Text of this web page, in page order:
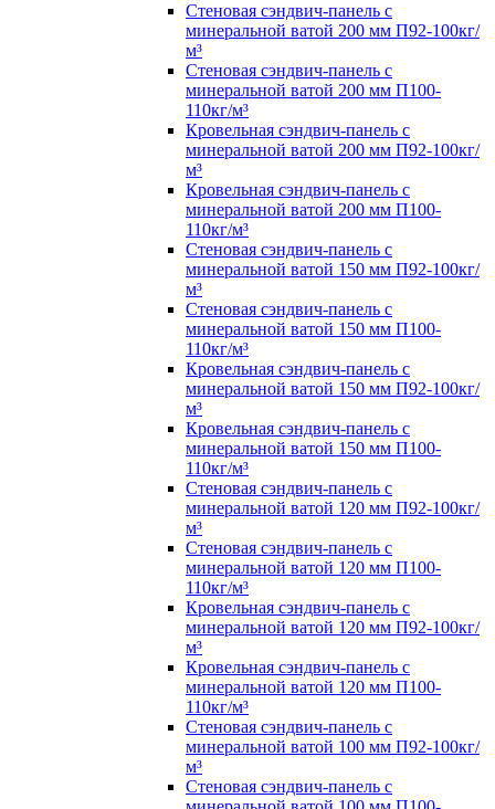
Стеновая сэндвич-панель с
минеральной ватой 200 мм П92-100кг/
м³
Стеновая сэндвич-панель с
минеральной ватой 200 мм П100-
110кг/м³
Кровельная сэндвич-панель с
минеральной ватой 200 мм П92-100кг/
м³
Кровельная сэндвич-панель с
минеральной ватой 200 мм П100-
110кг/м³
Стеновая сэндвич-панель с
минеральной ватой 150 мм П92-100кг/
м³
Стеновая сэндвич-панель с
минеральной ватой 150 мм П100-
110кг/м³
Кровельная сэндвич-панель с
минеральной ватой 150 мм П92-100кг/
м³
Кровельная сэндвич-панель с
минеральной ватой 150 мм П100-
110кг/м³
Стеновая сэндвич-панель с
минеральной ватой 120 мм П92-100кг/
м³
Стеновая сэндвич-панель с
минеральной ватой 120 мм П100-
110кг/м³
Кровельная сэндвич-панель с
минеральной ватой 120 мм П92-100кг/
м³
Кровельная сэндвич-панель с
минеральной ватой 120 мм П100-
110кг/м³
Стеновая сэндвич-панель с
минеральной ватой 100 мм П92-100кг/
м³
Стеновая сэндвич-панель с